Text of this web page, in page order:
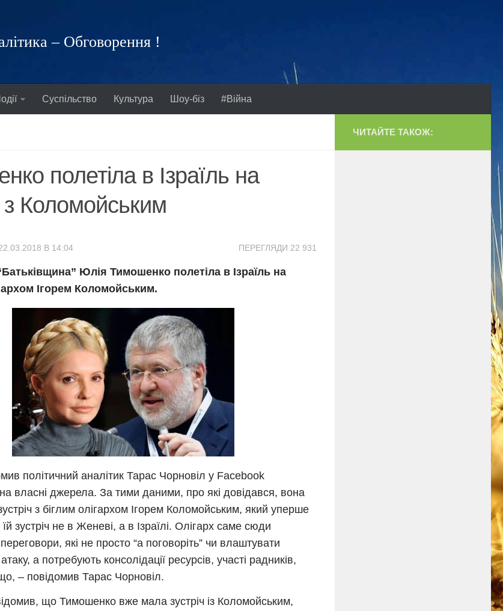
– Обговорення !
Суспільство Культура Шоу-біз #Війна
полетіла в Ізраїль на
з Коломойським
ПЕРЕГЛЯДИ 22 931
В 14:04
Юлія Тимошенко полетіла в Ізраїль на
Ігорем Коломойським.
політичний аналітик Тарас Чорновіл у Facebook
власні джерела. За тими даними, про які довідався, вона
з біглим олігархом Ігорем Коломойським, який уперше
зустріч не в Женеві, а в Ізраїлі. Олігарх саме сюди
які не просто “а поговоріть” чи влаштувати
а потребують консолідації ресурсів, участі радників,
– повідомив Тарас Чорновіл.
що Тимошенко вже мала зустріч із Коломойським,
ЧИТАЙТЕ ТАКОЖ: